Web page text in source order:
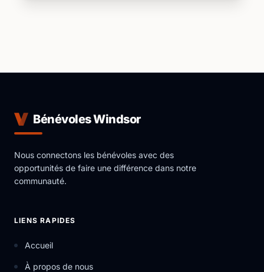
Bénévoles Windsor
Nous connectons les bénévoles avec des
opportunités de faire une différence dans notre
communauté.
LIENS RAPIDES
Accueil
À propos de nous